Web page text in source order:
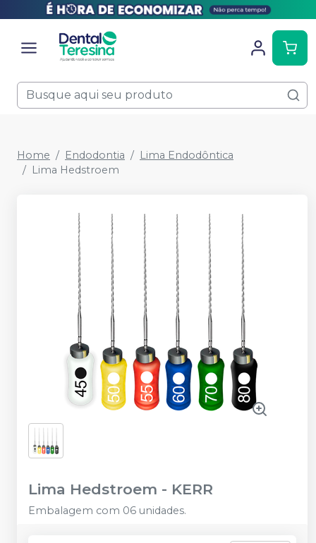
Home Endodontia
Lima Endodôntica
Lima Hedstroem
Lima Hedstroem - KERR
Embalagem com 06 unidades.